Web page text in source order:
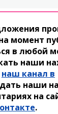
момент
в любой
наши
наш канал в
наши
на
.